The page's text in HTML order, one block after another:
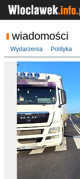
wiadomości
Wydarzenia Polityka